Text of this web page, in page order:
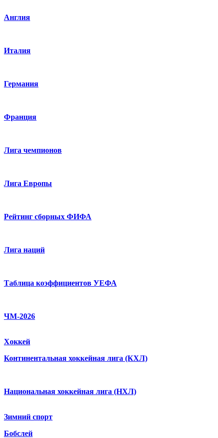
Англия
Италия
Германия
Франция
Лига чемпионов
Лига Европы
Рейтинг сборных ФИФА
Лига наций
Таблица коэффициентов УЕФА
ЧМ-2026
Хоккей
Континентальная хоккейная лига (КХЛ)
Национальная хоккейная лига (НХЛ)
Зимний спорт
Бобслей